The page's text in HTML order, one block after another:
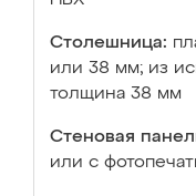
Столешница:
или 38 мм; из
толщина 38 мм
Стеновая
или с